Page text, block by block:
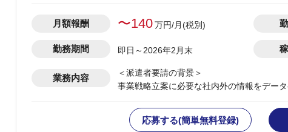
・2026年4月～：詳細設計/開発
・2027年4月：本稼働(第一リリース予定)
月額報酬 〜140万円/月(税別)
勤務期間 即日～2026年2月末
業務内容
＜派遣者要請の背景＞
事業戦略立案に必要な社内外の情報をデー
あり、その推進にあたりITスキルの高い外
プロジェクトの推進期間に合わせた短期間
応募する(簡単無料登録)